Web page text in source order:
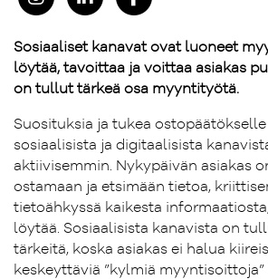
Sosiaaliset kanavat ovat luoneet
löytää, tavoittaa ja voittaa asiakas
on tullut tärkeä osa myyntityötä.
Suosituksia ja tukea
sosiaalisista ja digitaalisista
aktiivisemmin. Nykypäivän asiakas
ostamaan ja etsimään tietoa,
tietoähkyssä kaikesta
löytää. Sosiaalisista kanavista on
tärkeitä, koska asiakas ei halua
keskeyttäviä ”kylmiä myyntisoittoja”